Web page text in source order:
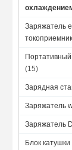
Заряжатель
(15)
Зарядная
Заряжатель
Заряжатель
Блок